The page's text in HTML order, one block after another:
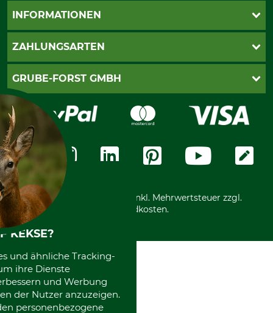
Katalogbestellung
INFORMATIONEN
AGB
Widerrufsrecht
Widerrufsformular
Datenschutz
Zahlungsarten
ZAHLUNGSARTEN
PayPal
Kreditkarte
Rechnung
Vorkasse
GRUBE-FORST GMBH
Karriere
Über uns
Messetermine
Community
International
*Alle Preise in Euro und inkl. Mehrwertsteuer zzgl.
Versandkosten.
KEKSE?
und ähnliche Tracking-
ihre Dienste
und Werbung
der Nutzer anzuzeigen.
personenbezogene